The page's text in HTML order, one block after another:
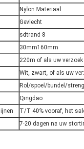
Nylon Materiaal
Gevlecht
sdtrand 8
30mm160mm
220m of als uw verzoek
Wit, zwart, of als uw
Rol/spoel/bundel/
Qingdao
T/T 40% vooraf, het
7-20 dagen na uw